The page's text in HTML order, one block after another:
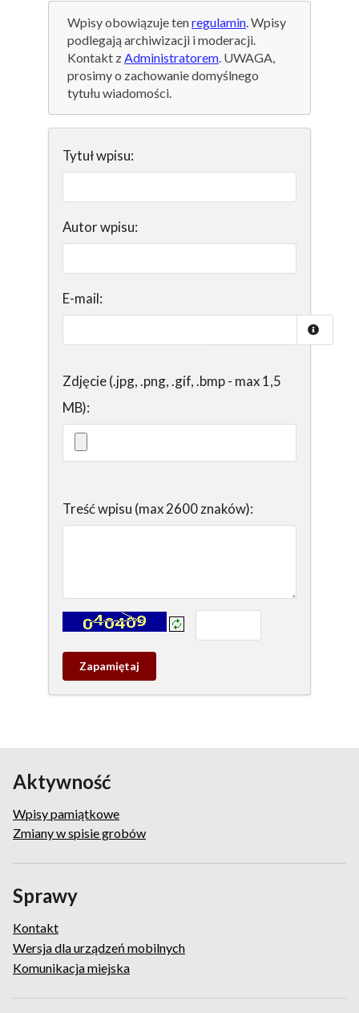
Wpisy obowiązuje tenregulamin. Wpisy
podlegają archiwizacji i moderacji.
Kontakt zAdministratorem. UWAGA,
prosimy o zachowanie domyślnego
tytułu wiadomości.
Tytuł wpisu:
Autor wpisu:
E-mail:
Zdjęcie (.jpg, .png, .gif, .bmp - max 1,5
MB):
Treść wpisu (max 2600 znaków):
Kontrola - wprowadź tekst z obrazka:
Zapamietaj
wpis
Aktywność
Wpisy pamiątkowe
Zmiany w spisie grobów
Sprawy
Kontakt
Wersja dla urządzeń mobilnych
Komunikacja miejska